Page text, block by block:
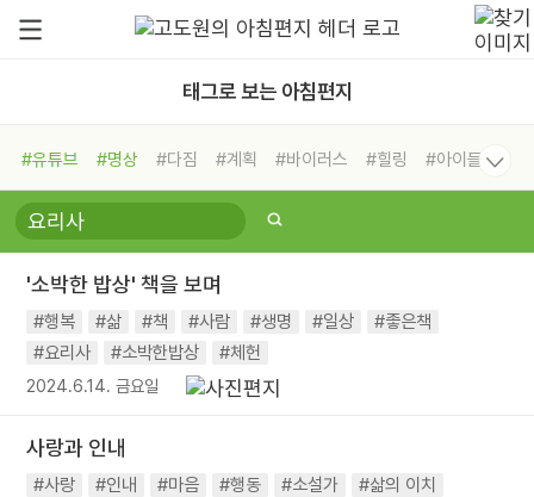
태그로 보는 아침편지
#유튜브 #명상 #다짐 #계획 #바이러스 #힐링
#아이들
#비전캠프
#독서캠프 #삶
#희망
#나눔 #친구 #링컨학교
#독서
#건강 #면역력
'소박한 밥상' 책을 보며
#행복 #삶 #책 #사람 #생명 #일상
#좋은책
#요리사
#소박한밥상 #체헌
2024.6.14. 금요일
사랑과 인내
#사랑 #인내 #마음 #행동 #소설가
#삶의 이치